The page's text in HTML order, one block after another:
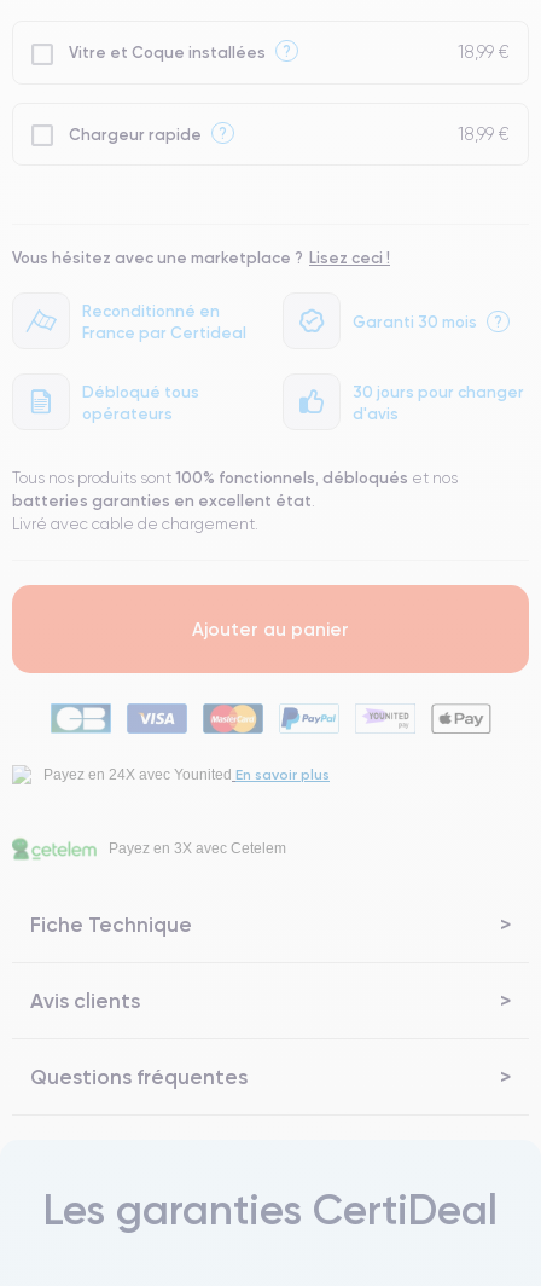
Reconditionné en
France par Certideal
Garanti 30 mois ?
Débloqué tous
opérateurs
30 jours pour changer
d'avis
Vitre et Coque installées ? 18,99 €
Chargeur rapide ? 18,99 €
Vous hésitez avec une marketplace ? Lisez ceci !
Tous nos produits sont 100% fonctionnels, débloqués et nos
batteries garanties en excellent état.
Livré avec cable de chargement.
Ajouter au panier
Payez en 24X avec Younited En savoir plus
Payez en 3X avec Cetelem
Fiche Technique
Avis clients
Questions fréquentes
Les garanties CertiDeal